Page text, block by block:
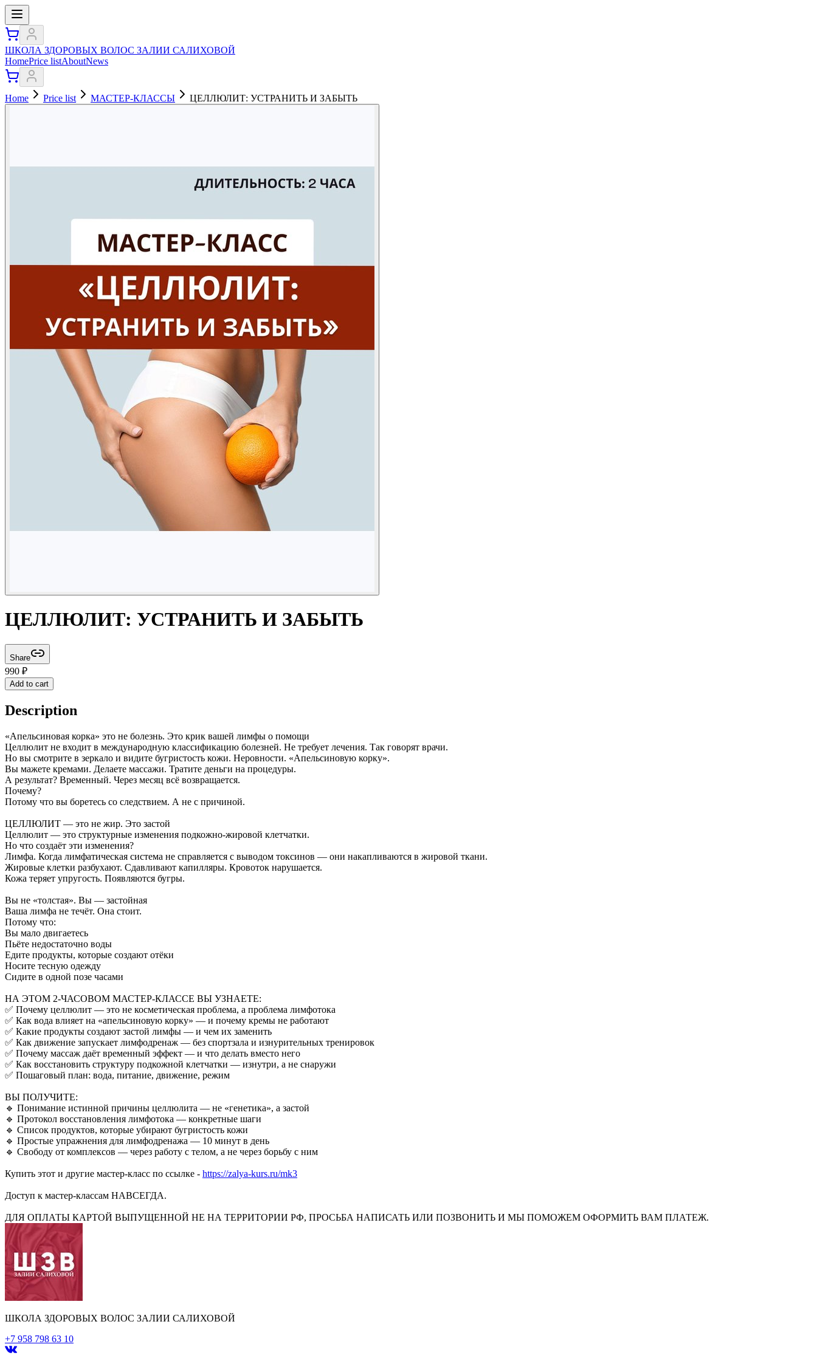
ШКОЛА ЗДОРОВЫХ ВОЛОС ЗАЛИИ САЛИХОВОЙ
HomePrice listAboutNews
Home Price list МАСТЕР-КЛАССЫ ЦЕЛЛЮЛИТ: УСТРАНИТЬ И ЗАБЫТЬ
ЦЕЛЛЮЛИТ: УСТРАНИТЬ И ЗАБЫТЬ
Share
990 ₽
Add to cart
Description
«Апельсиновая корка» это не болезнь. Это крик вашей лимфы о помощи
Целлюлит не входит в международную классификацию болезней. Не требует лечения. Так говорят врачи.
Но вы смотрите в зеркало и видите бугристость кожи. Неровности. «Апельсиновую корку».
Вы мажете кремами. Делаете массажи. Тратите деньги на процедуры.
А результат? Временный. Через месяц всё возвращается.
Почему?
Потому что вы боретесь со следствием. А не с причиной.
ЦЕЛЛЮЛИТ — это не жир. Это застой
Целлюлит — это структурные изменения подкожно-жировой клетчатки.
Но что создаёт эти изменения?
Лимфа. Когда лимфатическая система не справляется с выводом токсинов — они накапливаются в жировой ткани.
Жировые клетки разбухают. Сдавливают капилляры. Кровоток нарушается.
Кожа теряет упругость. Появляются бугры.
Вы не «толстая». Вы — застойная
Ваша лимфа не течёт. Она стоит.
Потому что:
Вы мало двигаетесь
Пьёте недостаточно воды
Едите продукты, которые создают отёки
Носите тесную одежду
Сидите в одной позе часами
НА ЭТОМ 2-ЧАСОВОМ МАСТЕР-КЛАССЕ ВЫ УЗНАЕТЕ:
✅ Почему целлюлит — это не косметическая проблема, а проблема лимфотока
✅ Как вода влияет на «апельсиновую корку» — и почему кремы не работают
✅ Какие продукты создают застой лимфы — и чем их заменить
✅ Как движение запускает лимфодренаж — без спортзала и изнурительных тренировок
✅ Почему массаж даёт временный эффект — и что делать вместо него
✅ Как восстановить структуру подкожной клетчатки — изнутри, а не снаружи
✅ Пошаговый план: вода, питание, движение, режим
ВЫ ПОЛУЧИТЕ:
🔹 Понимание истинной причины целлюлита — не «генетика», а застой
🔹 Протокол восстановления лимфотока — конкретные шаги
🔹 Список продуктов, которые убирают бугристость кожи
🔹 Простые упражнения для лимфодренажа — 10 минут в день
🔹 Свободу от комплексов — через работу с телом, а не через борьбу с ним
Купить этот и другие мастер-класс по ссылке - https://zalya-kurs.ru/mk3
Доступ к мастер-классам НАВСЕГДА.
ДЛЯ ОПЛАТЫ КАРТОЙ ВЫПУЩЕННОЙ НЕ НА ТЕРРИТОРИИ РФ, ПРОСЬБА НАПИСАТЬ ИЛИ ПОЗВОНИТЬ И МЫ ПОМОЖЕМ ОФОРМИТЬ ВАМ ПЛАТЕЖ.
ШКОЛА ЗДОРОВЫХ ВОЛОС ЗАЛИИ САЛИХОВОЙ
+7 958 798 63 10